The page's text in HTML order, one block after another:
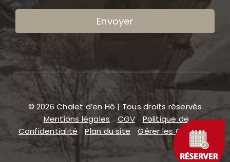
Envoyer
© 2026 Chalet d’en Hô | Tous droits réservés
Mentions légales
CGV
Politique de
Confidentialité
Plan du site Gérer les COOKIES